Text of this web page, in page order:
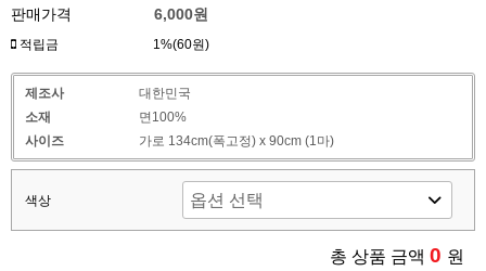
판매가격 6,000원
적립금 1%(60원)
제조사
대한민국
소재
면100%
사이즈
가로 134cm(폭고정) x 90cm (1마)
색상
총 상품 금액 0 원